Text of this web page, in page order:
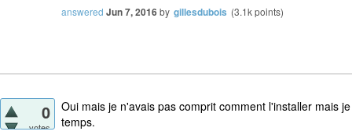
answered Jun 7, 2016by gillesdubois (3.1kpoints)
0
votes
Oui mais je n'avais pas comprit comment l'installer mais
temps.